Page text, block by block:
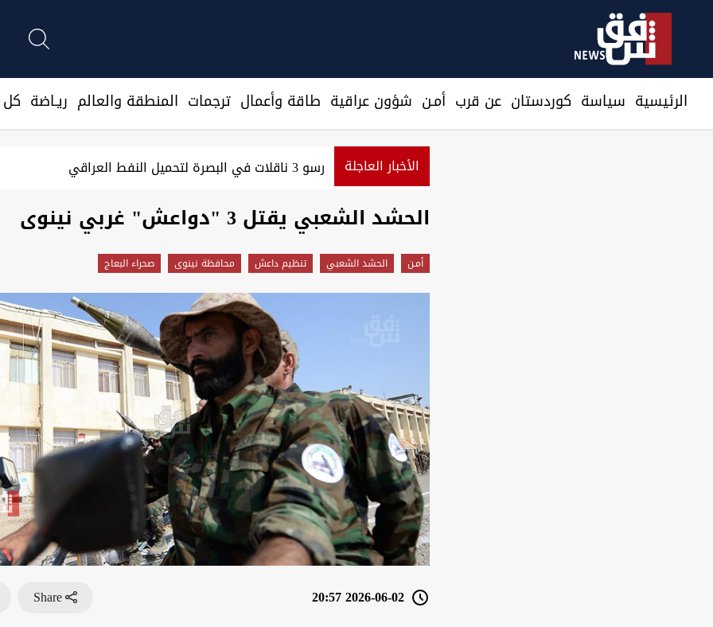
الرئيسية سیاسة كوردستان عن قرب أمـن شؤون عراقية طاقة وأعمال ترجمات المنطقة والعالم ريـاضة كل
الأخبار العاجلة رسو 3 ناقلات في البصرة لتحميل النفط العراقي
الحشد الشعبي يقتل 3 "دواعش" غربي نينوى
أمـن الحشد الشعبي تنظيم داعش محافظة نينوى صحراء البعاج
2026-06-02 20:57
Share